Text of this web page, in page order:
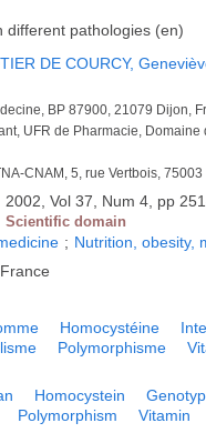
different pathologies (en)
DE COURCY,
BP 87900, 21079 Dijon,
UFR de Pharmacie, Domaine
CNAM, 5, rue Vertbois, 75003
2002, Vol 37, Num 4, pp
Scientific domain
; Nutrition, obesity,
France
Homocystéine
Polymorphisme
Homocystein
Polymorphism Vitamin